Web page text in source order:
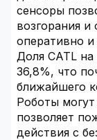
сенсоры
возгорания и
оперативно
Доля CATL
36,8%, что
ближайшего
Роботы
позволяет
действия с